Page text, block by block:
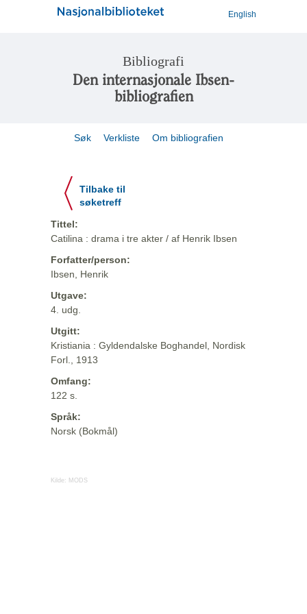
English
Bibliografi
Den internasjonale Ibsen-
bibliografien
Søk Verkliste Om bibliografien
Tilbake til
søketreff
Tittel:
Catilina : drama i tre akter / af Henrik Ibsen
Forfatter/person:
Ibsen, Henrik
Utgave:
4. udg.
Utgitt:
Kristiania : Gyldendalske Boghandel, Nordisk
Forl., 1913
Omfang:
122 s.
Språk:
Norsk (Bokmål)
Kilde: MODS